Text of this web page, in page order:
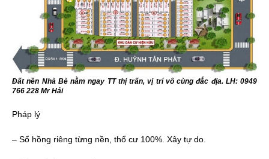
Đất nền Nhà Bè nằm ngay TT thị trấn, vị trí vô cùng đắc địa. LH: 0949
766 228 Mr Hải
Pháp lý
– Sổ hồng riêng từng nền, thổ cư 100%. Xây tự do.